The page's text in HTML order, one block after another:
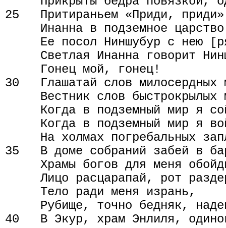
25   Притираньем «Приди,
Инанна в подземное
Ее посол Ниншубур с нею
Светлая Инанна говорит
     Гонец мой, гонец!
30   Глашатай слов милосердных
Вестник слов быстрокрылых
Когда в подземный мир я
Когда в подземный мир я
На холмах погребальных
35   В доме собраний забей в
Храмы богов для меня
Лицо расцарапай, рот
     Тело ради меня изрань,
Рубище, точно бедняк,
40   В Экур, храм Энлиля,